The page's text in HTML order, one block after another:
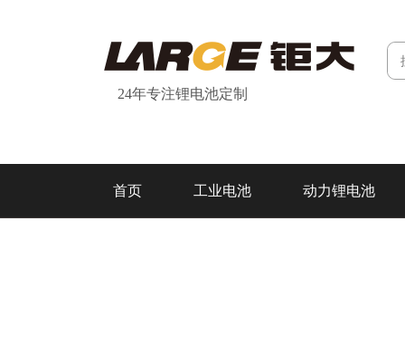
24年专注锂电池定制
首页 工业电池 动力锂电池